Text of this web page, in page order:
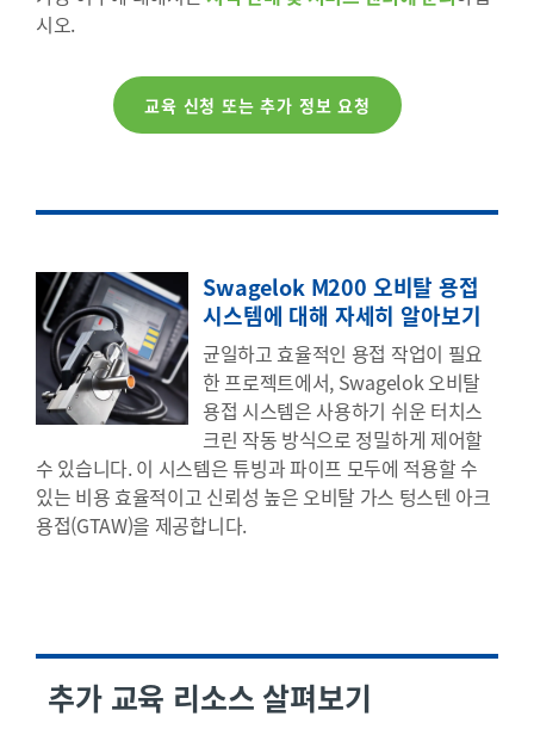
시오.
교육 신청 또는 추가 정보 요청
Swagelok M200 오비탈 용접
시스템에 대해 자세히 알아보기
균일하고 효율적인 용접 작업이 필요
한 프로젝트에서, Swagelok 오비탈
용접 시스템은 사용하기 쉬운 터치스
크린 작동 방식으로 정밀하게 제어할
수 있습니다. 이 시스템은 튜빙과 파이프 모두에 적용할 수
있는 비용 효율적이고 신뢰성 높은 오비탈 가스 텅스텐 아크
용접(GTAW)을 제공합니다.
추가 교육 리소스 살펴보기